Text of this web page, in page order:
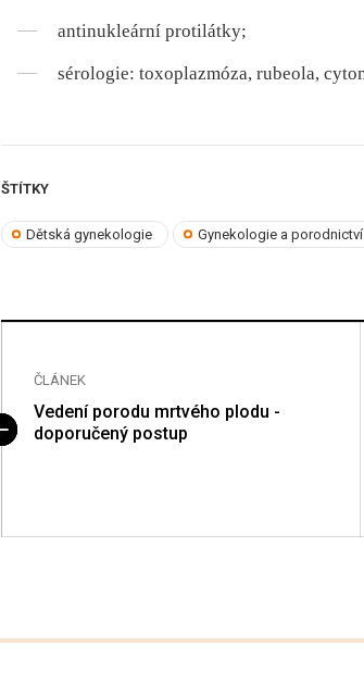
antinukleární protilátky;
sérologie: toxoplazmóza, rubeola,
ŠTÍTKY
Dětská gynekologie Gynekologie a porodnictví
ČLÁNEK
Vedení porodu mrtvého plodu -
doporučený postup